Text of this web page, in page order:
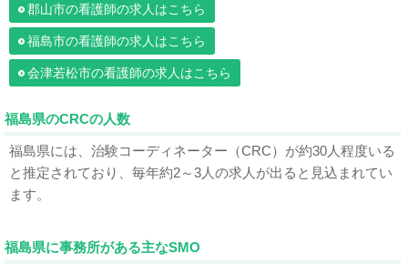
郡山市の看護師の求人はこちら
福島市の看護師の求人はこちら
会津若松市の看護師の求人はこちら
福島県のCRCの人数
福島県には、治験コーディネーター（CRC）が約30人程度いる
と推定されており、毎年約2～3人の求人が出ると見込まれてい
ます。
福島県に事務所がある主なSMO